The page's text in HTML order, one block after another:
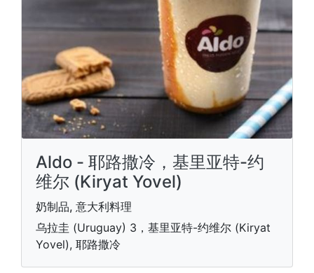
Aldo - 耶路撒冷，基里亚特-约
维尔 (Kiryat Yovel)
奶制品, 意大利料理
乌拉圭 (Uruguay) 3，基里亚特-约维尔 (Kiryat
Yovel), 耶路撒冷